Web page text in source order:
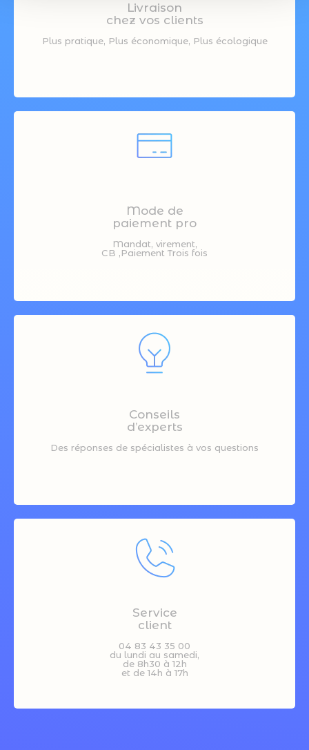
Livraison
chez vos clients
Plus pratique, Plus économique, Plus écologique
Mode de
paiement pro
Mandat, virement,
CB ,Paiement Trois fois
Conseils
d’experts
Des réponses de spécialistes à vos questions
Service
client
04 83 43 35 00
du lundi au samedi,
de 8h30 à 12h
et de 14h à 17h